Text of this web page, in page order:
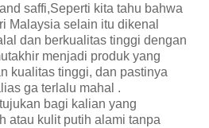
saffi,Seperti kita tahu bahwa
Malaysia selain itu dikenal
dan berkualitas tinggi dengan
menjadi produk yang
kualitas tinggi, dan pastinya
ga terlalu mahal .
bagi kalian yang
atau kulit putih alami tanpa